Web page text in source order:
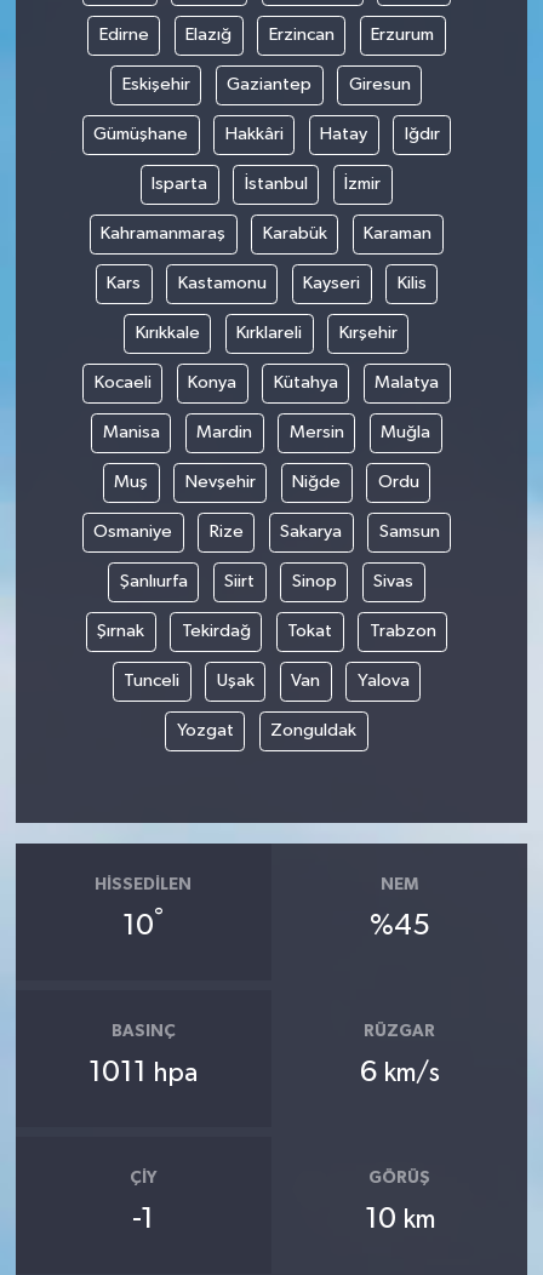
Edirne Elazığ Erzincan Erzurum
Eskişehir Gaziantep Giresun
Gümüşhane Hakkâri Hatay Iğdır
Isparta İstanbul İzmir
Kahramanmaraş Karabük Karaman
Kars Kastamonu Kayseri Kilis
Kırıkkale Kırklareli Kırşehir
Kocaeli Konya Kütahya Malatya
Manisa Mardin Mersin Muğla
Muş Nevşehir Niğde Ordu
Osmaniye Rize Sakarya Samsun
Şanlıurfa Siirt Sinop Sivas
Şırnak Tekirdağ Tokat Trabzon
Tunceli Uşak Van Yalova
Yozgat Zonguldak
HISSEDILEN
10°
NEM
%45
BASINÇ
1011 hpa
RÜZGAR
6 km/s
ÇIY
-1
GÖRÜŞ
10 km